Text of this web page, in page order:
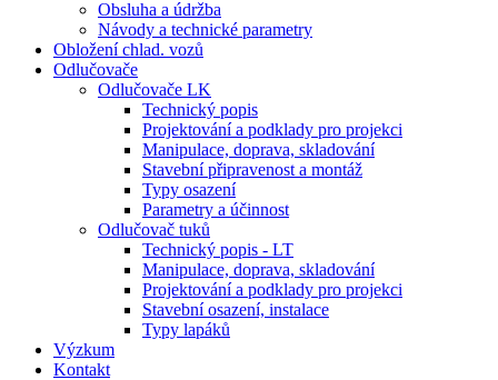
Obsluha a údržba
Návody a technické parametry
Obložení chlad. vozů
Odlučovače
Odlučovače LK
Technický popis
Projektování a podklady pro projekci
Manipulace, doprava, skladování
Stavební připravenost a montáž
Typy osazení
Parametry a účinnost
Odlučovač tuků
Technický popis - LT
Manipulace, doprava, skladování
Projektování a podklady pro projekci
Stavební osazení, instalace
Typy lapáků
Výzkum
Kontakt